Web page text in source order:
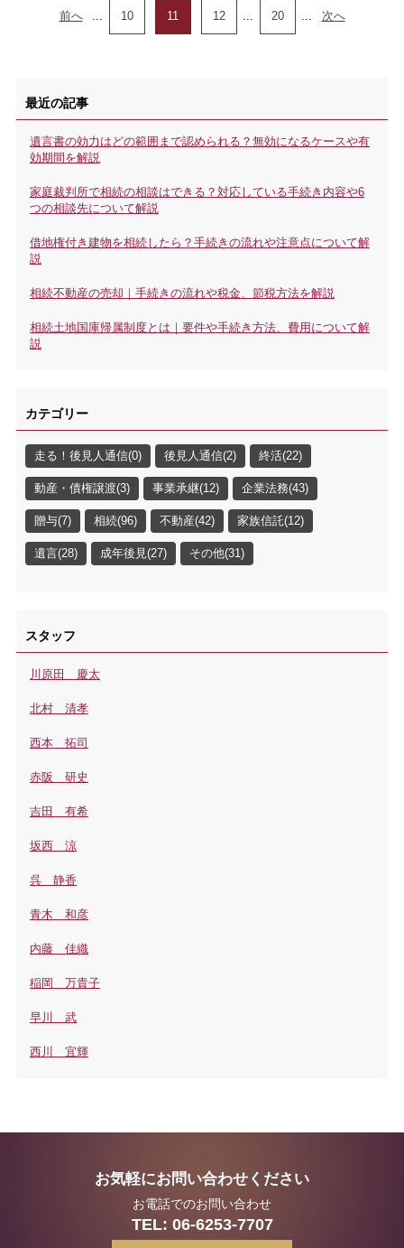
前へ ... 10 11 12 ... 20 ... 次へ
最近の記事
遺言書の効力はどの範囲まで認められる？無効になるケースや有
効期間を解説
家庭裁判所で相続の相談はできる？対応している手続き内容や6
つの相談先について解説
借地権付き建物を相続したら？手続きの流れや注意点について解
説
相続不動産の売却｜手続きの流れや税金、節税方法を解説
相続土地国庫帰属制度とは｜要件や手続き方法、費用について解
説
カテゴリー
走る！後見人通信(0) 後見人通信(2) 終活(22)
動産・債権譲渡(3) 事業承継(12) 企業法務(43)
贈与(7) 相続(96) 不動産(42) 家族信託(12)
遺言(28) 成年後見(27) その他(31)
スタッフ
川原田 慶太
北村 清孝
西本 拓司
赤阪 研史
吉田 有希
坂西 涼
呉 静香
青木 和彦
内藤 佳織
稲岡 万貴子
早川 武
西川 宜輝
お気軽にお問い合わせください
お電話でのお問い合わせ
TEL: 06-6253-7707